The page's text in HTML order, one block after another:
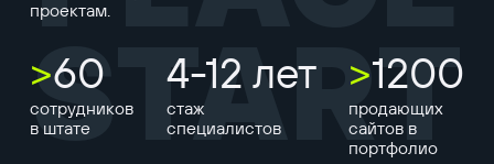
проектам.
>60
сотрудников
в штате
4-12 лет
стаж
специалистов
>1200
продающих
сайтов в
портфолио
START